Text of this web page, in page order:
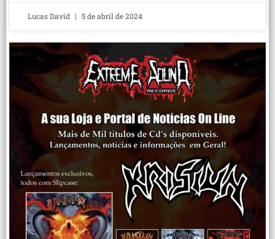
Lucas David 5 de abril de 2024